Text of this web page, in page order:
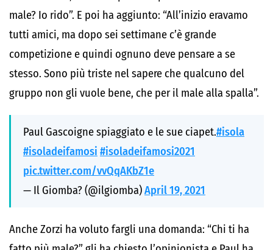
male? Io rido”. E poi ha aggiunto: “All’inizio eravamo
tutti amici, ma dopo sei settimane c’è grande
competizione e quindi ognuno deve pensare a se
stesso. Sono più triste nel sapere che qualcuno del
gruppo non gli vuole bene, che per il male alla spalla”.
Paul Gascoigne spiaggiato e le sue ciapet.#isola
#isoladeifamosi #isoladeifamosi2021
pic.twitter.com/vvQqAKbZ1e
— Il Giomba? (@ilgiomba)April 19, 2021
Anche Zorzi ha voluto fargli una domanda: “Chi ti ha